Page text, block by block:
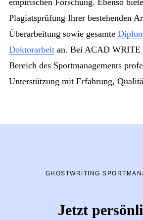
Plagiatsprüfung Ihrer bestehenden
Überarbeitung sowie gesamte
Doktorarbeit an. Bei ACAD WRITE
Bereich des Sportmanagements
Unterstützung mit Erfahrung,
GHOSTWRITING
Jetzt